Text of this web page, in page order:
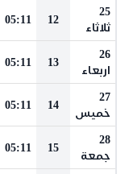
25
ثلاثاء
12
05:11
26
اربعاء
13
05:11
27
خميس
14
05:11
28
جمعة
15
05:11